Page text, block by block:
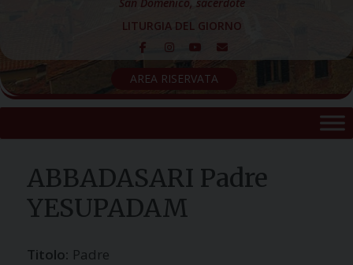
LITURGIA DEL GIORNO
AREA RISERVATA
ABBADASARI Padre
YESUPADAM
Titolo: Padre